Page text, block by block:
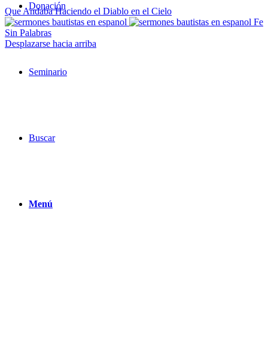
Donación
Seminario
Buscar
Menú
Que Andaba Haciendo el Diablo en el Cielo
Fe
Sin Palabras
Desplazarse hacia arriba